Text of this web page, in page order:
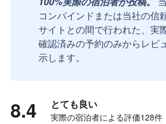
コンバインドまたは当社の信
サイトとの間で行われた、実
確認済みの予約のみからレビ
示します。
8.4 とても良い
実際の宿泊者による評価128​件